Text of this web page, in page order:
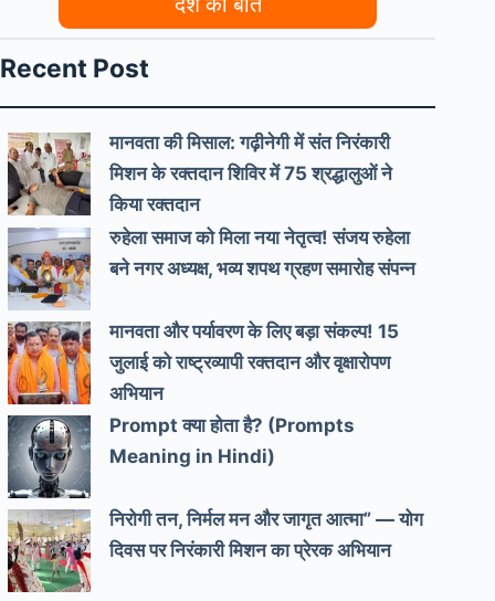
Recent Post
मानवता की मिसाल: गढ़ीनेगी में संत निरंकारी
मिशन के रक्तदान शिविर में 75 श्रद्धालुओं ने
किया रक्तदान
रुहेला समाज को मिला नया नेतृत्व! संजय रुहेला
बने नगर अध्यक्ष, भव्य शपथ ग्रहण समारोह संपन्न
मानवता और पर्यावरण के लिए बड़ा संकल्प! 15
जुलाई को राष्ट्रव्यापी रक्तदान और वृक्षारोपण
अभियान
Prompt क्या होता है? (Prompts
Meaning in Hindi)
निरोगी तन, निर्मल मन और जागृत आत्मा” — योग
दिवस पर निरंकारी मिशन का प्रेरक अभियान